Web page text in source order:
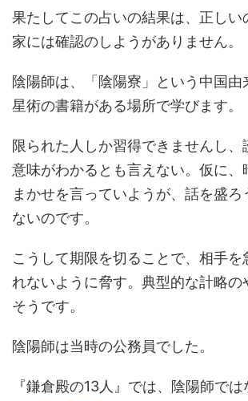
果たしてこの占いの結果は、正しい
家には確認のしようがありません。
陰陽師は、「陰陽寮」という中国由
星術の書籍がある場所で学びます。
限られた人しか習得できませんし、
意味がわかるとも言えない。仮に、
まかせを言っていようが、話を盛ろ
ないのです。
こうして期限を切ることで、相手を
れないように脅す。典型的な計略の
そうです。
陰陽師は当時の公務員でした。
『鎌倉殿の13人』では、陰陽師で